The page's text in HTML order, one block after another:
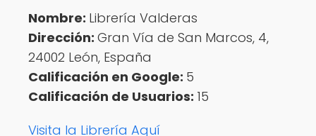
Nombre: Librería Valderas
Dirección: Gran Vía de San Marcos, 4,
24002 León, España
Calificación en Google: 5
Calificación de Usuarios: 15
Visita la Librería Aquí